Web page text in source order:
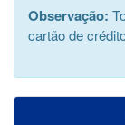
Observação:
cartão de